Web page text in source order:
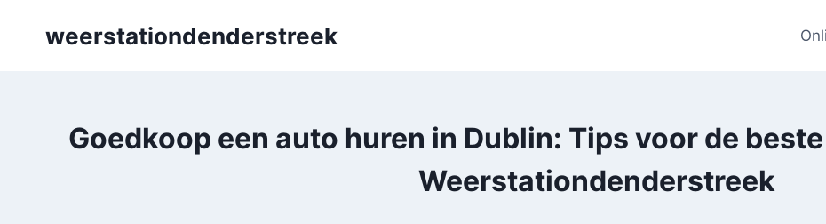
weerstationdenderstreek
Goedkoop een auto huren in Dublin: Tips voor de
Weerstationdenderstreek